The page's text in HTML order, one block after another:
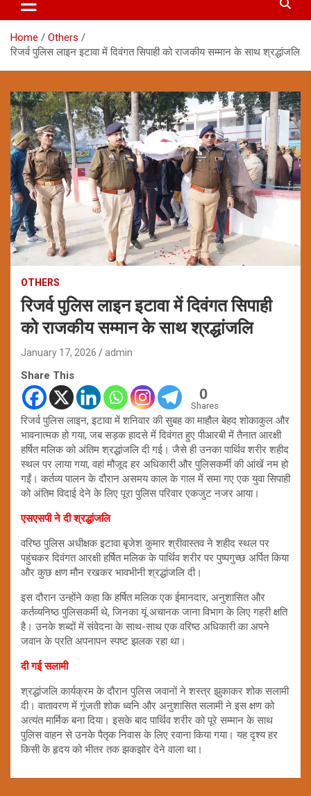
Home
Others
रिजर्व पुलिस लाइन इटावा में दिवंगत सिपाही को राजकीय सम्मान के साथ श्रद्धांजलि
OTHERS
रिजर्व पुलिस लाइन इटावा में दिवंगत सिपाही
को राजकीय सम्मान के साथ श्रद्धांजलि
January 17, 2026 admin
Share This
0
Shares
रिजर्व पुलिस लाइन, इटावा में शनिवार की सुबह का माहौल बेहद शोकाकुल और
भावनात्मक हो गया, जब सड़क हादसे में दिवंगत हुए पीआरबी में तैनात आरक्षी
हर्षित मलिक को अंतिम श्रद्धांजलि दी गई। जैसे ही उनका पार्थिव शरीर शहीद
स्थल पर लाया गया, वहां मौजूद हर अधिकारी और पुलिसकर्मी की आंखें नम हो
गईं। कर्तव्य पालन के दौरान असमय काल के गाल में समा गए एक युवा सिपाही
को अंतिम विदाई देने के लिए पूरा पुलिस परिवार एकजुट नजर आया।
एसएसपी ने दी श्रद्धांजलि
वरिष्ठ पुलिस अधीक्षक इटावा बृजेश कुमार श्रीवास्तव ने शहीद स्थल पर
पहुंचकर दिवंगत आरक्षी हर्षित मलिक के पार्थिव शरीर पर पुष्पगुच्छ अर्पित किया
और कुछ क्षण मौन रखकर भावभीनी श्रद्धांजलि दी।
इस दौरान उन्होंने कहा कि हर्षित मलिक एक ईमानदार, अनुशासित और
कर्तव्यनिष्ठ पुलिसकर्मी थे, जिनका यूं अचानक जाना विभाग के लिए गहरी क्षति
है। उनके शब्दों में संवेदना के साथ-साथ एक वरिष्ठ अधिकारी का अपने
जवान के प्रति अपनापन स्पष्ट झलक रहा था।
दी गई सलामी
श्रद्धांजलि कार्यक्रम के दौरान पुलिस जवानों ने शस्त्र झुकाकर शोक सलामी
दी। वातावरण में गूंजती शोक ध्वनि और अनुशासित सलामी ने इस क्षण को
अत्यंत मार्मिक बना दिया। इसके बाद पार्थिव शरीर को पूरे सम्मान के साथ
पुलिस वाहन से उनके पैतृक निवास के लिए रवाना किया गया। यह दृश्य हर
किसी के हृदय को भीतर तक झकझोर देने वाला था।